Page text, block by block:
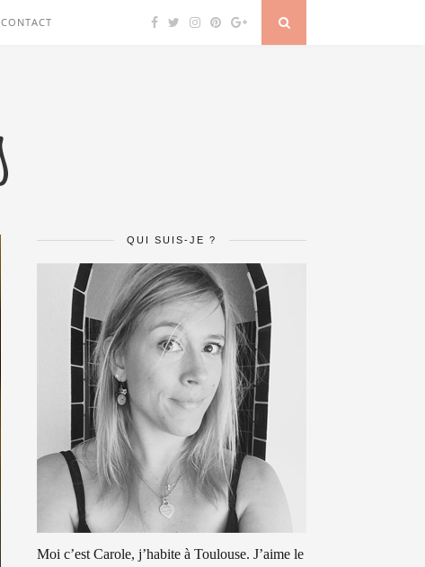
CONTACT
QUI SUIS-JE ?
Moi c’est Carole, j’habite à Toulouse. J’aime le